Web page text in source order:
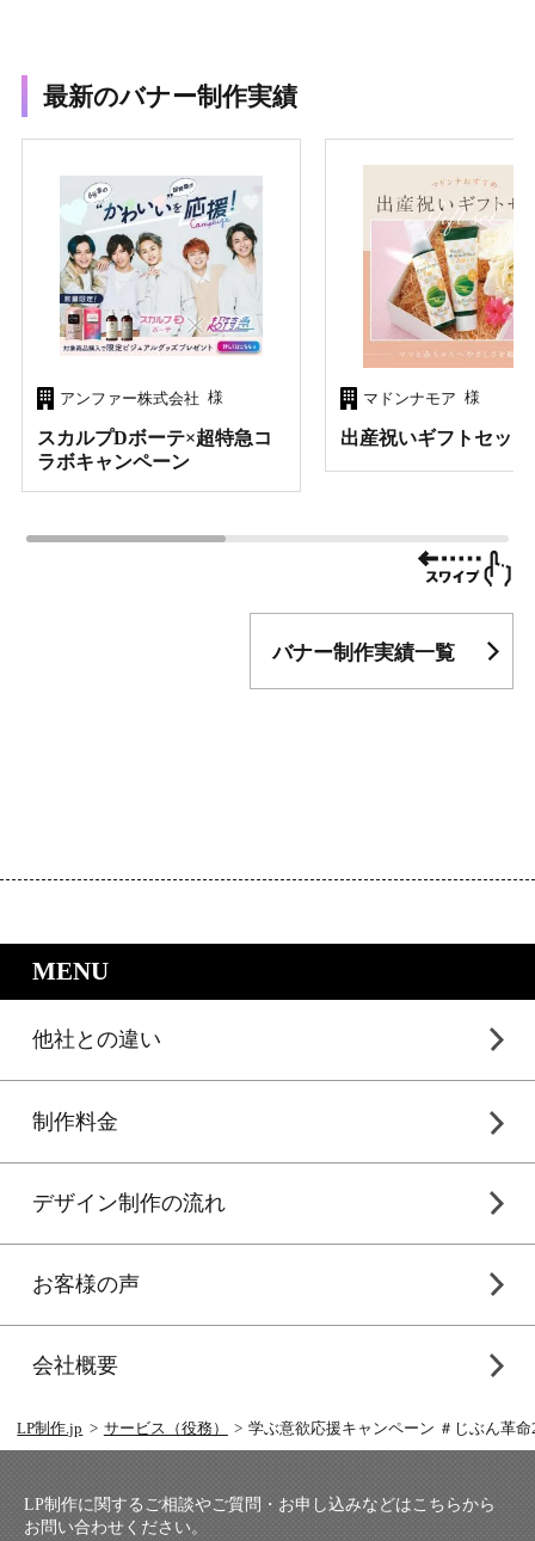
最新のバナー制作実績
アンファー株式会社 様
スカルプDボーテ×超特急コ
ラボキャンペーン
マドンナモア 様
出産祝いギフトセッ
バナー制作実績一覧
MENU｜LP制作.jpのサービスメニュー
他社との違い
制作料金
デザイン制作の流れ
お客様の声
会社概要
LP制作.jp サービス（役務） 学ぶ意欲応援キャンペーン ＃じぶん革命
LP制作に関するご相談やご質問・お申し込みなどはこちらから
お問い合わせください。